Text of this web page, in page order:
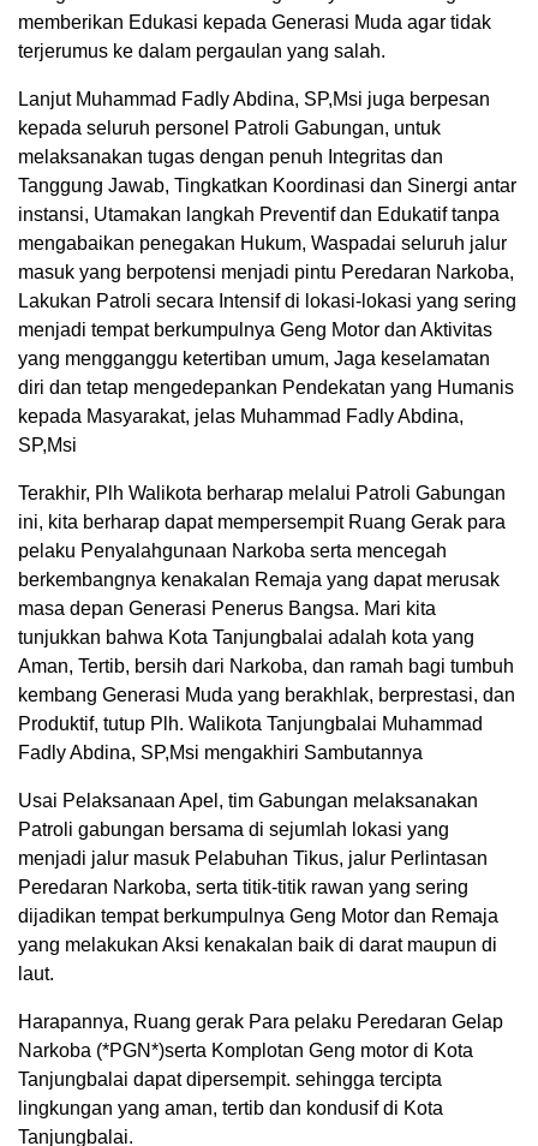
memberikan Edukasi kepada Generasi Muda agar tidak
terjerumus ke dalam pergaulan yang salah.
Lanjut Muhammad Fadly Abdina, SP,Msi juga berpesan
kepada seluruh personel Patroli Gabungan, untuk
melaksanakan tugas dengan penuh Integritas dan
Tanggung Jawab, Tingkatkan Koordinasi dan Sinergi antar
instansi, Utamakan langkah Preventif dan Edukatif tanpa
mengabaikan penegakan Hukum, Waspadai seluruh jalur
masuk yang berpotensi menjadi pintu Peredaran Narkoba,
Lakukan Patroli secara Intensif di lokasi-lokasi yang sering
menjadi tempat berkumpulnya Geng Motor dan Aktivitas
yang mengganggu ketertiban umum, Jaga keselamatan
diri dan tetap mengedepankan Pendekatan yang Humanis
kepada Masyarakat, jelas Muhammad Fadly Abdina,
SP,Msi
Terakhir, Plh Walikota berharap melalui Patroli Gabungan
ini, kita berharap dapat mempersempit Ruang Gerak para
pelaku Penyalahgunaan Narkoba serta mencegah
berkembangnya kenakalan Remaja yang dapat merusak
masa depan Generasi Penerus Bangsa. Mari kita
tunjukkan bahwa Kota Tanjungbalai adalah kota yang
Aman, Tertib, bersih dari Narkoba, dan ramah bagi tumbuh
kembang Generasi Muda yang berakhlak, berprestasi, dan
Produktif, tutup Plh. Walikota Tanjungbalai Muhammad
Fadly Abdina, SP,Msi mengakhiri Sambutannya
Usai Pelaksanaan Apel, tim Gabungan melaksanakan
Patroli gabungan bersama di sejumlah lokasi yang
menjadi jalur masuk Pelabuhan Tikus, jalur Perlintasan
Peredaran Narkoba, serta titik-titik rawan yang sering
dijadikan tempat berkumpulnya Geng Motor dan Remaja
yang melakukan Aksi kenakalan baik di darat maupun di
laut.
Harapannya, Ruang gerak Para pelaku Peredaran Gelap
Narkoba (*PGN*)serta Komplotan Geng motor di Kota
Tanjungbalai dapat dipersempit. sehingga tercipta
lingkungan yang aman, tertib dan kondusif di Kota
Tanjungbalai.